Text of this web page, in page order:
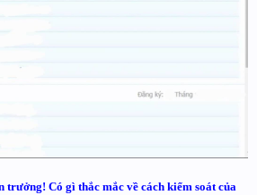
trưởng! Có gì thắc mắc về cách kiểm soát của